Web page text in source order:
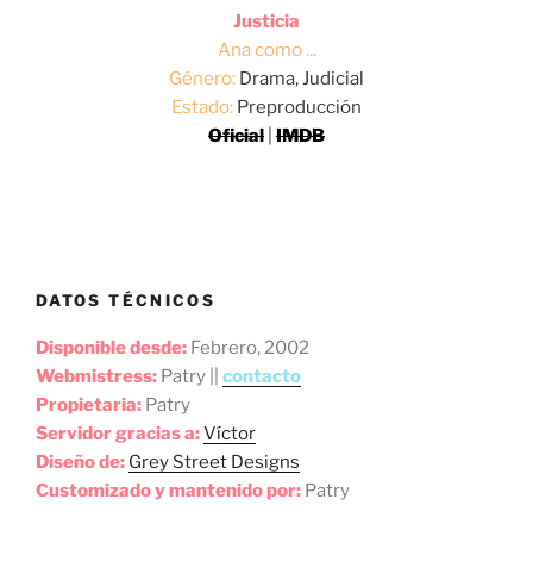
Justicia
Ana como ...
Género: Drama, Judicial
Estado: Preproducción
Oficial IMDB
DATOS TÉCNICOS
Disponible desde: Febrero, 2002
Webmistress: Patry || contacto
Propietaria: Patry
Servidor gracias a:Víctor
Diseño de: Grey Street Designs
Customizado y mantenido por: Patry